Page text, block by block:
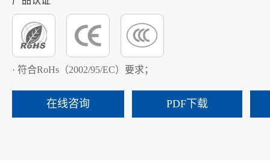
· 符合RoHs（2002/95/EC）要求；
在线咨询 PDF下载